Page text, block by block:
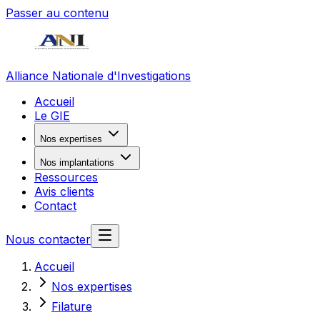
Passer au contenu
Alliance Nationale d'Investigations
Accueil
Le GIE
Nos expertises
Nos implantations
Ressources
Avis clients
Contact
Nous contacter
Accueil
Nos expertises
Filature